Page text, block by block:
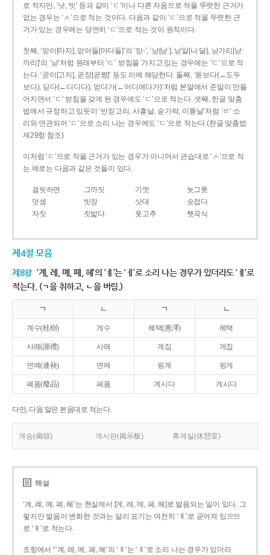
로 적지만, ‘낫, 빗’ 등과 같이 ‘ㄷ’이나 다른 자음으로 적을 뚜렷한 근거가
없는 경우는 ‘ㅅ’으로 적는 것이다. 다음과 같이 ‘ㄷ’으로 적을 뚜렷한 근
거가 있는 경우에는 당연히 ‘ㄷ’으로 적는 것이 원칙이다.
첫째, ‘맏이[마지], 맏아들[마다들]’의 ‘맏-’, ‘낟[낟ː], 낟알[나ː달], 낟가리[낟ː
까리]’의 ‘낟’처럼 원래부터 ‘ㄷ’ 받침을 가지고 있는 경우에는 ‘ㄷ’으로 적
는다. ‘곧이[고지], 곧장[곧짱]’ 등도 이에 해당한다. 둘째, ‘돋보다(←도두
보다), 딛다(←디디다), 얻다가(←어디에다가)’처럼 본말에서 준말이 만들
어지면서 ‘ㄷ’ 받침을 갖게 된 경우에도 ‘ㄷ’으로 적는다. 셋째, 한글 맞춤
법에서 규정하고 있듯이 ‘반짇고리, 사흗날, 숟가락, 이튿날’처럼 ‘ㄹ’ 소
리와 연관되어 ‘ㄷ’으로 소리 나는 경우에도 ‘ㄷ’으로 적는다.(한글 맞춤법
제29항 참조)
이처럼 ‘ㄷ’으로 적을 근거가 있는 경우가 아니어서 관습대로 ‘ㅅ’으로 적
는 예로는 다음과 같은 것들이 있다.
걸핏하면 그까짓 기껏
놋그릇
덧셈
빗장 삿대
숫접다
자칫
짓밟다 풋고추 햇곡식
제4절 모음
제8항 ‘계, 례, 몌, 폐, 혜’의 ‘ㅖ’는 ‘ㅔ’로 소리 나는 경우가 있더라도 ‘ㅖ’로
적는다. (ㄱ을 취하고, ㄴ을 버림.)
ㄱ ㄴ ㄱ ㄴ
계수(桂樹) 게수 혜택(惠澤) 헤택
사례(謝禮) 사레 계집 게집
연몌(連袂) 연메 핑계 핑게
폐품(廢品) 페품 계시다 게시다
다만, 다음 말은 본음대로 적는다.
게송(偈頌) 게시판(揭示板) 휴게실(休憩室)
해설
‘계, 례, 몌, 폐, 혜’는 현실에서 [게, 레, 메, 페, 헤]로 발음되는 일이 있다. 그
렇지만 발음이 변화한 것과는 달리 표기는 여전히 ‘ㅖ’로 굳어져 있으므
로 ‘ㅖ’로 적는다.
조항에서 “‘계, 례, 몌, 폐, 혜’의 ‘ㅖ’는 ‘ㅔ’로 소리 나는 경우가 있더라